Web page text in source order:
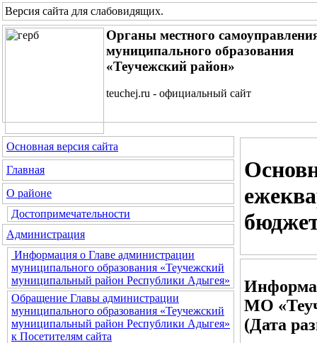
Версия сайта для слабовидящих.
Органы местного
муниципального образования
«Теучежский район»
teuchej.ru - официальный сайт
Основная версия сайта
Главная
О районе
Достопримечательности
Администрация
Информация о Главе администрации
муниципального образования «Теучежский
муниципальный район Республики Адыгея»
Обращение Главы администрации
муниципального образования «Теучежский
муниципальный район Республики Адыгея»
к Посетителям сайта
МО
(Дата